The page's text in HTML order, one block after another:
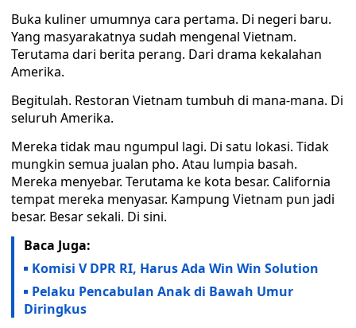
Buka kuliner umumnya cara pertama. Di negeri baru.
Yang masyarakatnya sudah mengenal Vietnam.
Terutama dari berita perang. Dari drama kekalahan
Amerika.
Begitulah. Restoran Vietnam tumbuh di mana-mana. Di
seluruh Amerika.
Mereka tidak mau ngumpul lagi. Di satu lokasi. Tidak
mungkin semua jualan pho. Atau lumpia basah.
Mereka menyebar. Terutama ke kota besar. California
tempat mereka menyasar. Kampung Vietnam pun jadi
besar. Besar sekali. Di sini.
Baca Juga:
Komisi V DPR RI, Harus Ada Win Win Solution
Pelaku Pencabulan Anak di Bawah Umur
Diringkus